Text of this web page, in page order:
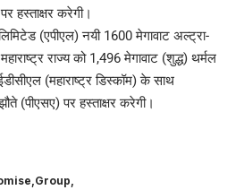
हस्ताक्षर करेगी।
(एपीएल) नयी 1600 मेगावाट अल्ट्रा-
राज्य को 1,496 मेगावाट (शुद्ध) थर्मल
(महाराष्ट्र डिस्कॉम) के साथ
(पीएसए) पर हस्ताक्षर करेगी।
Group